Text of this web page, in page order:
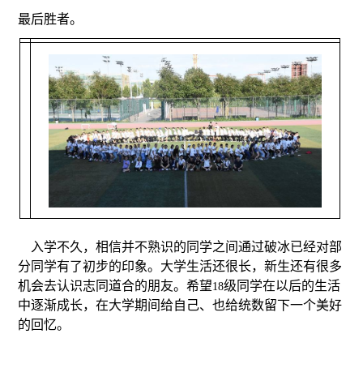
最后胜者。
入学不久，相信并不熟识的同学之间通过破冰已经对部
分同学有了初步的印象。大学生活还很长，新生还有很多
机会去认识志同道合的朋友。希望18级同学在以后的生活
中逐渐成长，在大学期间给自己、也给统数留下一个美好
的回忆。